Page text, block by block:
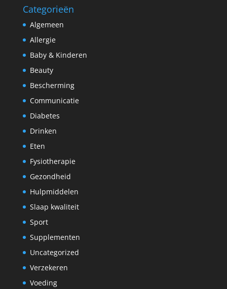
Categorieën
Algemeen
Allergie
Baby & Kinderen
Beauty
Bescherming
Communicatie
Diabetes
Drinken
Eten
Fysiotherapie
Gezondheid
Hulpmiddelen
Slaap kwaliteit
Sport
Supplementen
Uncategorized
Verzekeren
Voeding